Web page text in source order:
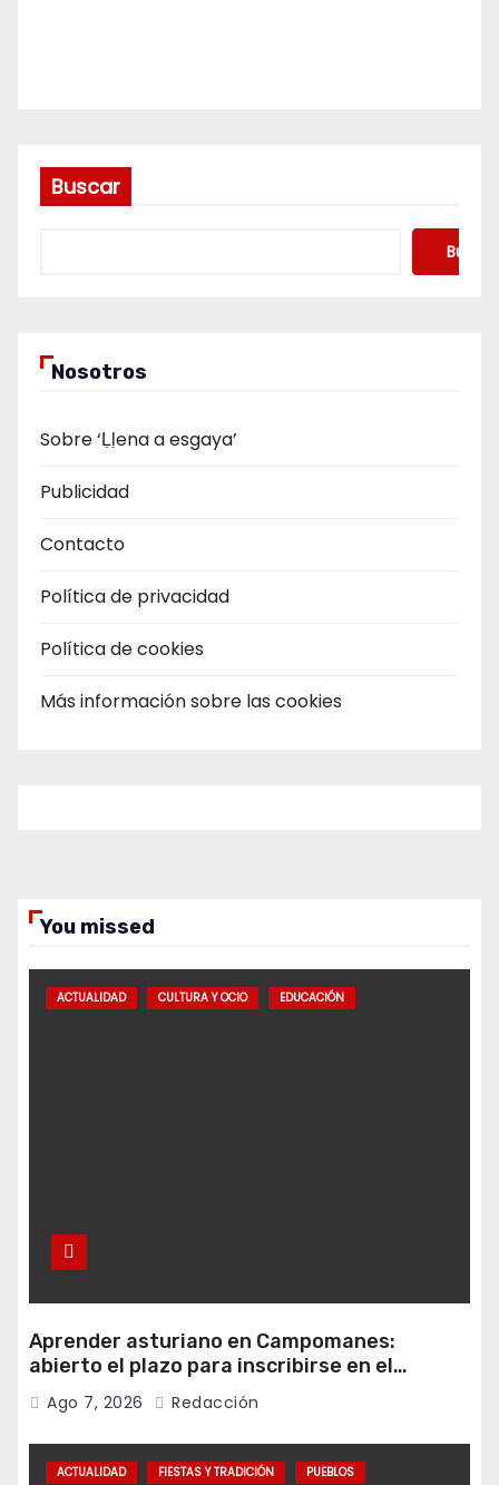
Buscar
Buscar
Nosotros
Sobre ‘Ḷḷena a esgaya’
Publicidad
Contacto
Política de privacidad
Política de cookies
Más información sobre las cookies
You missed
ACTUALIDAD CULTURA Y OCIO EDUCACIÓN
Aprender asturiano en Campomanes:
abierto el plazo para inscribirse en el
programa Falamos
Ago 7, 2026 Redacción
ACTUALIDAD FIESTAS Y TRADICIÓN PUEBLOS